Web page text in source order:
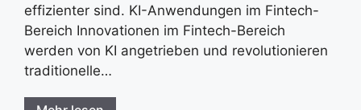
effizienter sind. KI-Anwendungen im Fintech-
Bereich Innovationen im Fintech-Bereich
werden von KI angetrieben und revolutionieren
traditionelle…